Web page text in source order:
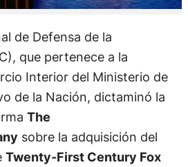
de Defensa de la
que pertenece a la
Interior del Ministerio de
de la Nación, dictaminó la
The
sobre la adquisición del
Twenty-First Century Fox